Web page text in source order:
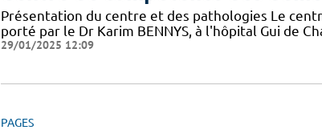
Présentation du centre et des pathologies Le
porté par le Dr Karim BENNYS, à l'hôpital Gui de
29/01/2025 12:09
PAGES